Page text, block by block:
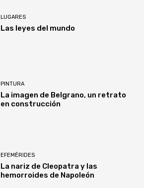
LUGARES
Las leyes del mundo
PINTURA
La imagen de Belgrano, un retrato
en construcción
EFEMÉRIDES
La nariz de Cleopatra y las
hemorroides de Napoleón